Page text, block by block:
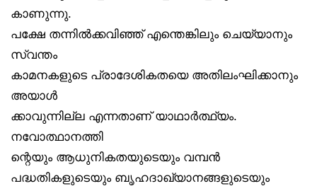
കാണുന്നു.
പക്ഷേ തന്നിൽക്കവിഞ്ഞ് എന്തെങ്കിലും ചെയ്യാനും
സ്വന്തം
കാമനകളുടെ പ്രാദേശികതയെ അതിലംഘിക്കാനും
അയാൾ
ക്കാവുന്നില്ല എന്നതാണ് യാഥാർത്ഥ്യം.
നവോത്ഥാനത്തി
ന്റെയും ആധുനികതയുടെയും വമ്പൻ
പദ്ധതികളുടെയും ബൃഹദാഖ്യാനങ്ങളുടെയും